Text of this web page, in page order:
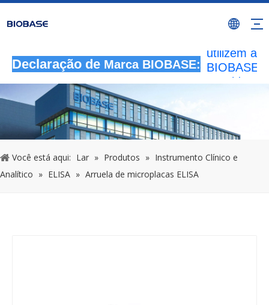
Declaração de Marca BIOBASE:
Todas as
atividades
utilizem a
BIOBASE
investigará
Você está aqui: Lar » Produtos » Instrumento Clínico e
Analítico » ELISA » Arruela de microplacas ELISA